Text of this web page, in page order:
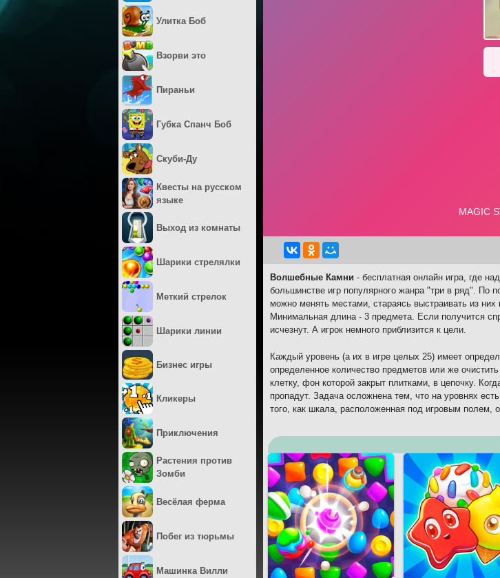
Волшебные Камни - бесплатная онлайн игра, где
большинстве игр популярного жанра "три в ряд".
можно менять местами, стараясь выстраивать из
Минимальная длина - 3 предмета. Если получится
исчезнут. А игрок немного приблизится к цели.
Каждый уровень (а их в игре целых 25) имеет
определенное количество предметов или же
клетку, фон которой закрыт плитками, в цепочку.
пропадут. Задача осложнена тем, что на уровнях
того, как шкала, расположенная под игровым полем,
Улитка Боб
Взорви это
Пираньи
Губка Спанч Боб
Скуби-Ду
Квесты на русском
языке
Выход из комнаты
Шарики стрелялки
Меткий стрелок
Шарики линии
Бизнес игры
Кликеры
Приключения
Растения против
Зомби
Весёлая ферма
Побег из тюрьмы
Машинка Вилли